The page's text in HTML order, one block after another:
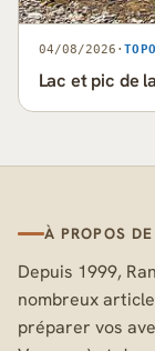
04/08/2026 · TOPO
Lac et pic de
À PROPOS
Depuis 1999,
nombreux
préparer vos